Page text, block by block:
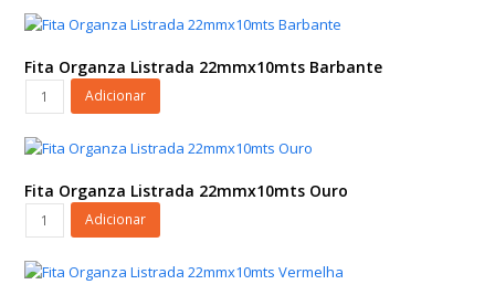
True
Love
32mmx100m
Vermelho
quantidade
Fita Organza Listrada 22mmx10mts Barbante
Fita
Organza
Listrada
22mmx10mts
Barbante
quantidade
Adicionar
Fita Organza Listrada 22mmx10mts Ouro
Fita
Organza
Listrada
22mmx10mts
Adicionar